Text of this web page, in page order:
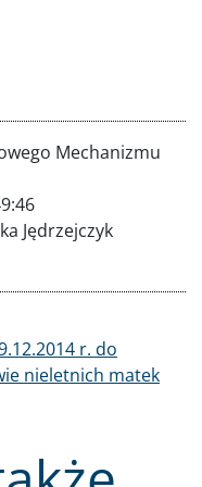
Mechanizmu
Jędrzejczyk
r. do
nieletnich matek